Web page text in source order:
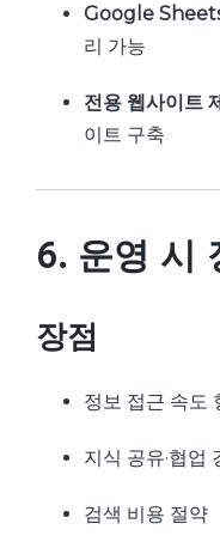
Google
리 가능
전용 웹사이트
이트 구축
6. 운영 시
장점
정보 접근 속도
지식 공유·협업
검색 비용 절약